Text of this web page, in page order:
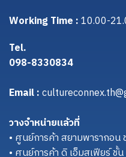
Working Time :10.00-
Tel.
098-8330834
Email :
วางจำหน่ายแล้วที่
• ศูนย์การค้า สยามพารากอ
• ศูนย์การค้า ดิ เอ็มสเฟียร์ ชั้